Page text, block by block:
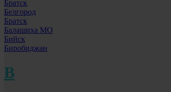
Братск
Белгород
Братск
Балашиха МО
Бийск
Биробиджан
В